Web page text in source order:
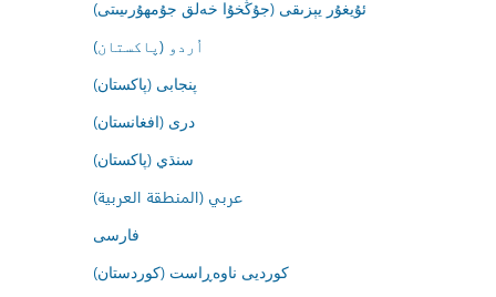
ئۇيغۇر يېزىقى (جۇڭخۇا خەلق جۇمھۇرىيىتى)
اُردو (پاکستان)
پنجابی (پاکستان)
درى (افغانستان)
سنڌي (پاکستان)
عربي (المنطقة العربية)
فارسى
کوردیی ناوەڕاست (کوردستان)